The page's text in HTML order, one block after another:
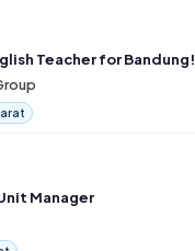
Teacher for Bandung!
Manager